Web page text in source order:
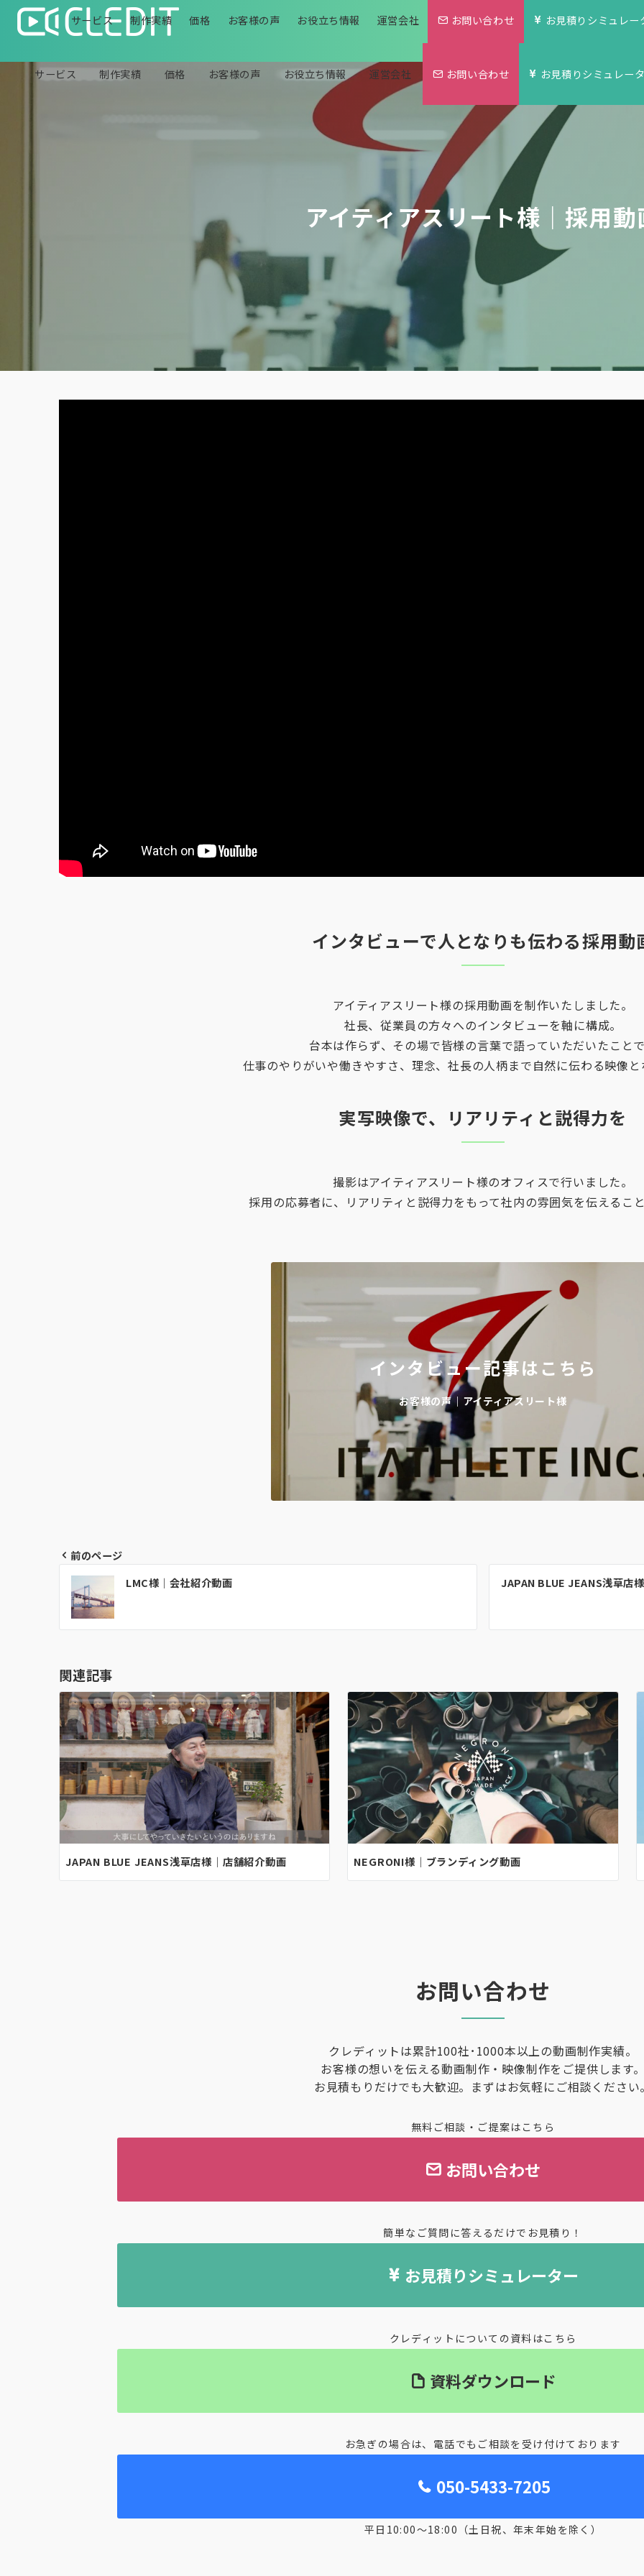
サービス 制作実績 価格 お客様の声 お役立ち情報 運営会社 お問い合わせ お見積りシミュレー
サービス 制作実績 価格 お客様の声 お役立ち情報 運営会社 お問い合わせ お見積りシミュレー
アイティアスリート様｜採用動
インタビューで人となりも伝わる採用動
アイティアスリート様の採用動画を制作いたしました。
社長、従業員の方々へのインタビューを軸に構成。
台本は作らず、その場で皆様の言葉で語っていただいたこと
仕事のやりがいや働きやすさ、理念、社長の人柄まで自然に伝わる映像
実写映像で、リアリティと説得力を
撮影はアイティアスリート様のオフィスで行いました。
採用の応募者に、リアリティと説得力をもって社内の雰囲気を伝えるこ
インタビュー記事はこちら
お客様の声｜アイティアスリート様
投
稿
ナ
ゲ
ー
シ
ョ
ン
前のページ
LMC様｜会社紹介動画
JAPAN BLUE JEANS浅草店
関連記事
JAPAN BLUE JEANS浅草店様｜店舗紹介動画 NEGRONI様｜ブランディング動画
お問い合わせ
クレディットは累計100社･1000本以上の動画制作実績。
お客様の想いを伝える動画制作・映像制作をご提供します
お見積もりだけでも大歓迎。まずはお気軽にご相談ください
無料ご相談・ご提案はこちら
お問い合わせ
簡単なご質問に答えるだけでお見積り！
お見積りシミュレーター
クレディットについての資料はこちら
資料ダウンロード
お急ぎの場合は、電話でもご相談を受け付けております
050-5433-7205
平日10:00～18:00（土日祝、年末年始を除く）